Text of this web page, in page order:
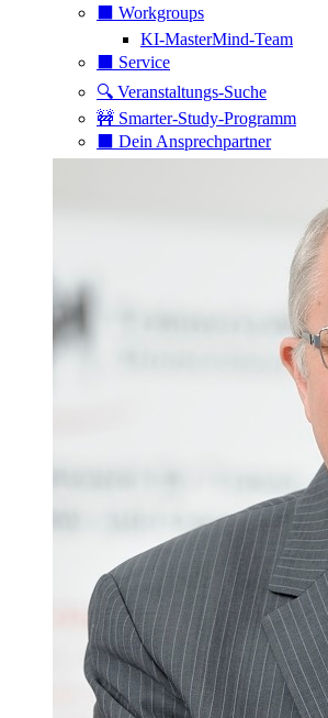
⬛️ Workgroups
KI-MasterMind-Team
⬛️ Service
🔍 Veranstaltungs-Suche
🚧 Smarter-Study-Programm
⬛️ Dein Ansprechpartner